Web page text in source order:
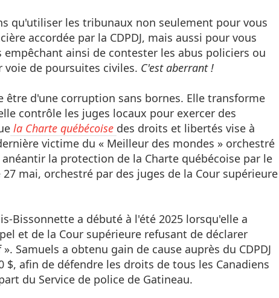
qu'utiliser les tribunaux non seulement pour vous
accordée par la CDPDJ, mais aussi pour vous
ainsi de contester les abus policiers ou
de poursuites civiles. C'est aberrant !
être d'une corruption sans bornes. Elle transforme
contrôle les juges locaux pour exercer des
la Charte québécoise des droits et libertés vise à
victime du « Meilleur des mondes » orchestré
la protection de la Charte québécoise par le
mai, orchestré par des juges de la Cour supérieure
Bissonnette a débuté à l'été 2025 lorsqu'elle a
et de la Cour supérieure refusant de déclarer
Samuels a obtenu gain de cause auprès du CDPDJ
$, afin de défendre les droits de tous les Canadiens
du Service de police de Gatineau.